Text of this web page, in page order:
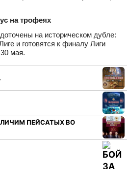
на трофеях
на историческом дубле:
и готовятся к финалу Лиги
мая.
ПЕЙСАТЫХ ВО